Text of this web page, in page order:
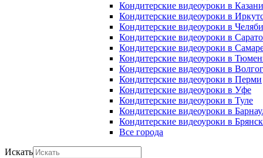
Кондитерские видеоуроки в Казани
Кондитерские видеоуроки в
Кондитерские видеоуроки в
Кондитерские видеоуроки в
Кондитерские видеоуроки в
Кондитерские видеоуроки в
Кондитерские видеоуроки в
Кондитерские видеоуроки в Перми
Кондитерские видеоуроки в Уфе
Кондитерские видеоуроки в Туле
Кондитерские видеоуроки в
Кондитерские видеоуроки в
Все города
Искать